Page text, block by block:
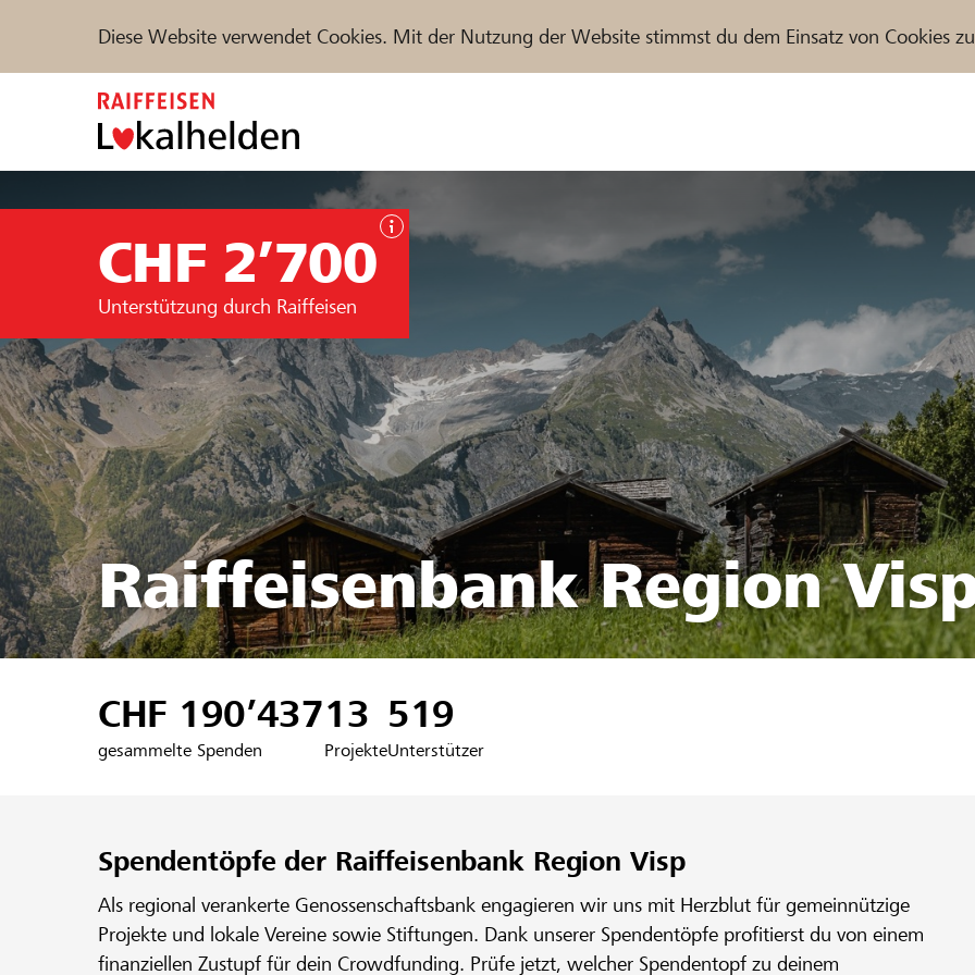
Diese Website verwendet Cookies. Mit der Nutzung der Website stimmst du dem Einsatz von Cookies
Hilfe & Support
Projekte und Organisationen finden
DE FR IT
CHF 2’700
Unterstützung durch Raiffeisen
Raiffeisenbank Region
CHF 190’437
gesammelte Spenden
13
Projekte
519
Unterstützer
Spendentöpfe der Raiffeisenbank Region Visp
Als regional verankerte Genossenschaftsbank engagieren wir uns mit Herzblut für gemeinnützige
Projekte und lokale Vereine sowie Stiftungen. Dank unserer Spendentöpfe profitierst du von einem
finanziellen Zustupf für dein Crowdfunding. Prüfe jetzt, welcher Spendentopf zu deinem